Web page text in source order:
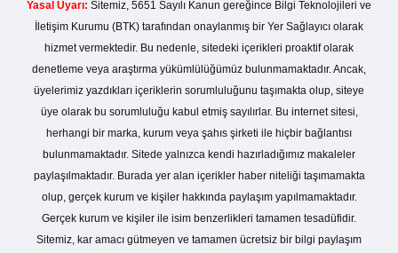
Yasal Uyarı: Sitemiz, 5651 Sayılı Kanun gereğince Bilgi Teknolojileri ve
İletişim Kurumu (BTK) tarafından onaylanmış bir Yer Sağlayıcı olarak
hizmet vermektedir. Bu nedenle, sitedeki içerikleri proaktif olarak
denetleme veya araştırma yükümlülüğümüz bulunmamaktadır. Ancak,
üyelerimiz yazdıkları içeriklerin sorumluluğunu taşımakta olup, siteye
üye olarak bu sorumluluğu kabul etmiş sayılırlar. Bu internet sitesi,
herhangi bir marka, kurum veya şahıs şirketi ile hiçbir bağlantısı
bulunmamaktadır. Sitede yalnızca kendi hazırladığımız makaleler
paylaşılmaktadır. Burada yer alan içerikler haber niteliği taşımamakta
olup, gerçek kurum ve kişiler hakkında paylaşım yapılmamaktadır.
Gerçek kurum ve kişiler ile isim benzerlikleri tamamen tesadüfidir.
Sitemiz, kar amacı gütmeyen ve tamamen ücretsiz bir bilgi paylaşım